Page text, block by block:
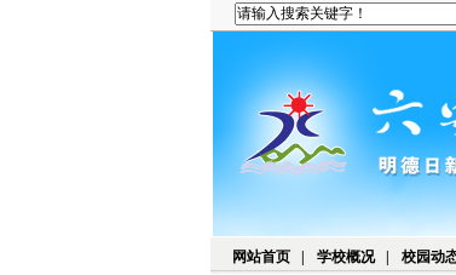
网站首页 学校概况 校园动